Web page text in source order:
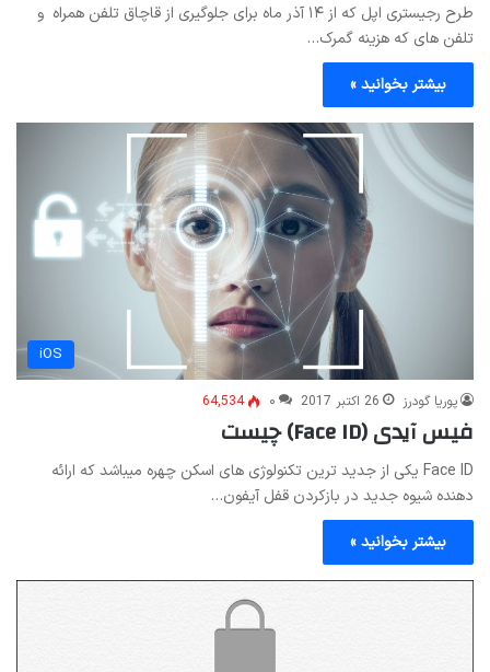
طرح رجیستری اپل که از ۱۴ آذر ماه برای جلوگیری از قاچاق تلفن همراه و
تلفن های که هزینه گمرک…
بیشتر بخوانید »
iOS
پوریا گودرز 26 اکتبر 2017 ۰ 64,534
فیس آیدی (Face ID) چیست
Face ID یکی از جدید ترین تکنولوژی های اسکن چهره میباشد که ارائه
دهنده شیوه جدید در بازکردن قفل آیفون…
بیشتر بخوانید »